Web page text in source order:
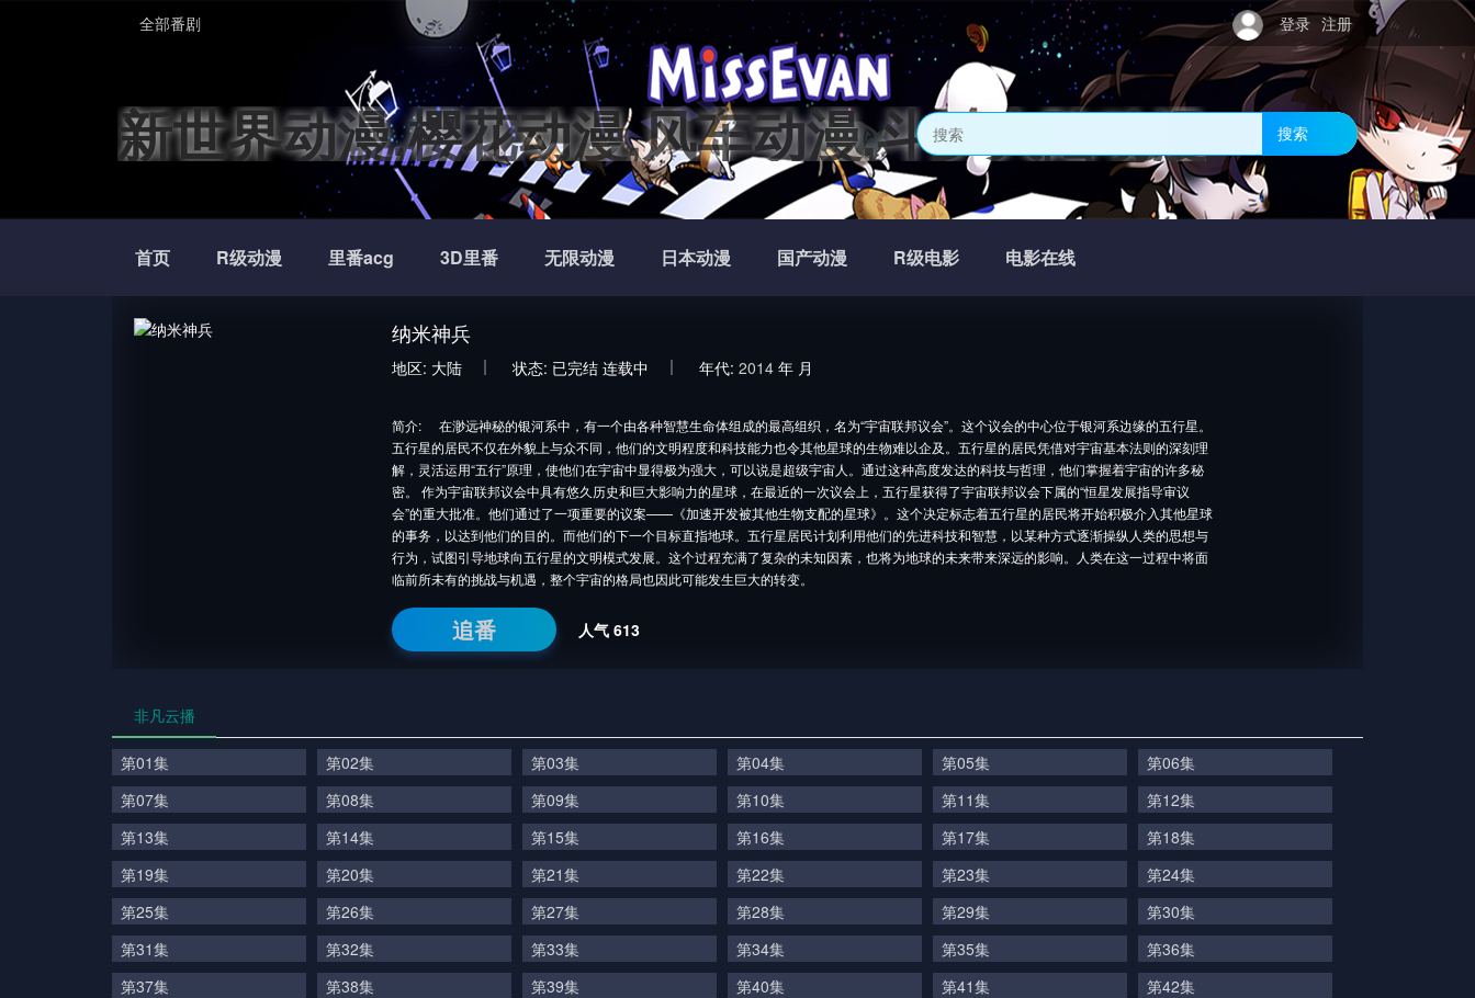
全部番剧 登录 注册
新世界动漫,樱花动漫,风车动漫,斗罗大陆动漫 搜索
首页 R级动漫 里番acg 3D里番 无限动漫 日本动漫 国产动漫 R级电影 电影在线
纳米神兵
地区: 大陆 状态: 已完结 连载中 年代: 2014 年 月
简介:
在渺远神秘的银河系中，有一个由各种智慧生命体组成的最高组织，名为“宇宙联邦议会”。这个议会的中心位于银河系边缘的五行星。
五行星的居民不仅在外貌上与众不同，他们的文明程度和科技能力也令其他星球的生物难以企及。五行星的居民凭借对宇宙基本法则的深刻理
解，灵活运用“五行”原理，使他们在宇宙中显得极为强大，可以说是超级宇宙人。通过这种高度发达的科技与哲理，他们掌握着宇宙的许多秘
密。 作为宇宙联邦议会中具有悠久历史和巨大影响力的星球，在最近的一次议会上，五行星获得了宇宙联邦议会下属的“恒星发展指导审议
会”的重大批准。他们通过了一项重要的议案——《加速开发被其他生物支配的星球》。这个决定标志着五行星的居民将开始积极介入其他星球
的事务，以达到他们的目的。而他们的下一个目标直指地球。五行星居民计划利用他们的先进科技和智慧，以某种方式逐渐操纵人类的思想与
行为，试图引导地球向五行星的文明模式发展。这个过程充满了复杂的未知因素，也将为地球的未来带来深远的影响。人类在这一过程中将面
临前所未有的挑战与机遇，整个宇宙的格局也因此可能发生巨大的转变。
追番 人气 613
非凡云播
第01集 第02集 第03集 第04集 第05集
第06集
第07集
第08集 第09集 第10集 第11集
第12集
第13集
第14集 第15集 第16集 第17集
第18集
第19集
第20集 第21集 第22集 第23集
第24集
第25集
第26集 第27集 第28集 第29集
第30集
第31集
第32集 第33集 第34集 第35集
第36集
第37集
第38集 第39集 第40集 第41集
第42集